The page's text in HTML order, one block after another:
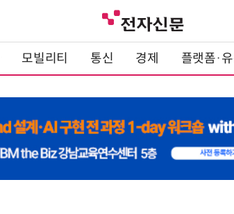
모빌리티 통신 경제 플랫폼·